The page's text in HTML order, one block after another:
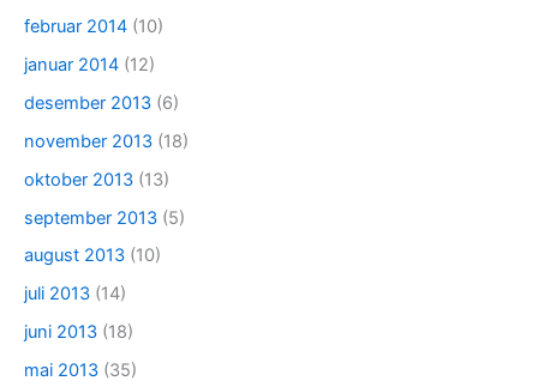
februar 2014 (10)
januar 2014 (12)
desember 2013 (6)
november 2013 (18)
oktober 2013 (13)
september 2013 (5)
august 2013 (10)
juli 2013 (14)
juni 2013 (18)
mai 2013 (35)